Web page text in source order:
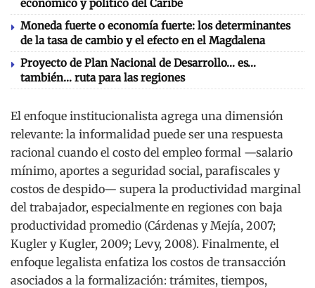
económico y político del Caribe
Moneda fuerte o economía fuerte: los determinantes
de la tasa de cambio y el efecto en el Magdalena
Proyecto de Plan Nacional de Desarrollo… es…
también… ruta para las regiones
El enfoque institucionalista agrega una dimensión
relevante: la informalidad puede ser una respuesta
racional cuando el costo del empleo formal —salario
mínimo, aportes a seguridad social, parafiscales y
costos de despido— supera la productividad marginal
del trabajador, especialmente en regiones con baja
productividad promedio (Cárdenas y Mejía, 2007;
Kugler y Kugler, 2009; Levy, 2008). Finalmente, el
enfoque legalista enfatiza los costos de transacción
asociados a la formalización: trámites, tiempos,